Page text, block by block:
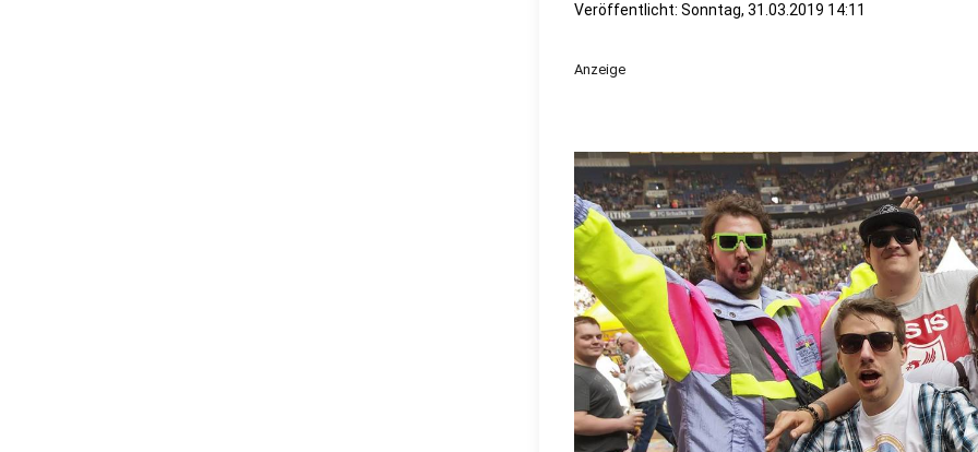
Veröffentlicht: Sonntag, 31.03.2019 14:11
Anzeige